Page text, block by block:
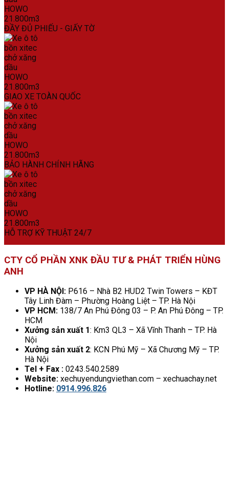
ĐẦY ĐỦ PHIẾU - GIẤY TỜ
GIAO XE TOÀN QUỐC
BẢO HÀNH CHÍNH HÃNG
HỖ TRỢ KỸ THUẬT 24/7
CTY CỔ PHẦN XNK ĐẦU TƯ & PHÁT TRIỂN HÙNG
ANH
VP HÀ NỘI: P616 – Nhà B2 HUD2 Twin Towers – KĐT
Tây Linh Đàm – Phường Hoàng Liệt – TP. Hà Nội
VP HCM: 138/7 An Phú Đông 03 – P. An Phú Đông – TP.
HCM
Xưởng sản xuất 1: Km3 QL3 – Xã Vĩnh Thanh – TP. Hà
Nội
Xưởng sản xuất 2: KCN Phú Mỹ – Xã Chương Mỹ – TP.
Hà Nội
Tel + Fax : 0243.540.2589
Website: xechuyendungviethan.com – xechuachay.net
Hotline: 0914.996.826